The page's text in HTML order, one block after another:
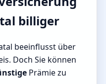
billiger
beeinflusst über
Doch Sie können
Prämie zu